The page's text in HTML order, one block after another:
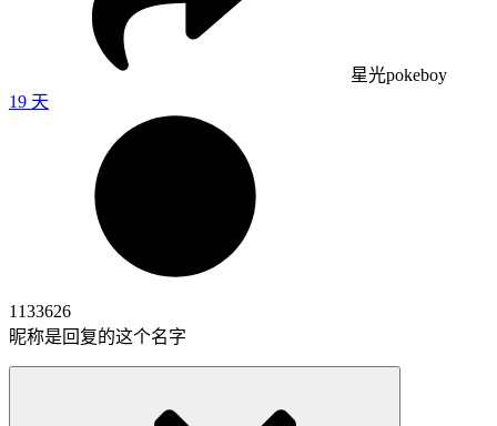
星光pokeboy
19 天
1133626
昵称是回复的这个名字